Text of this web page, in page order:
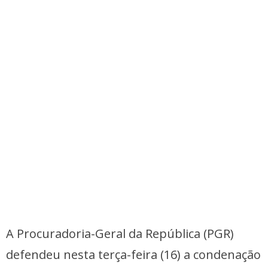
A Procuradoria-Geral da República (PGR)
defendeu nesta terça-feira (16) a condenação